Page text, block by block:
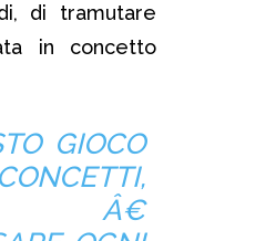
di tramutare
in concetto
GIOCO
Â€